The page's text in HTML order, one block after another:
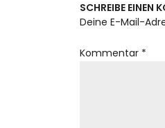
SCHREIBE EINEN
Deine E-Mail-
Kommentar *